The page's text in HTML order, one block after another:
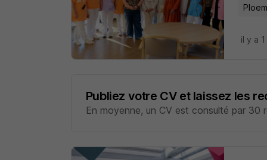
il y a
Publiez votre CV et laissez les
En moyenne, un CV est consulté par 30